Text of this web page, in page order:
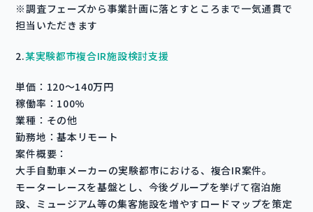
※調査フェーズから事業計画に落とすところまで一気通貫で
担当いただきます
2.某実験都市複合IR施設検討支援
単価：120〜140万円
稼働率：100%
業種：その他
勤務地：基本リモート
案件概要：
大手自動車メーカーの実験都市における、複合IR案件。
モーターレースを基盤とし、今後グループを挙げて宿泊施
設、ミュージアム等の集客施設を増やすロードマップを策定